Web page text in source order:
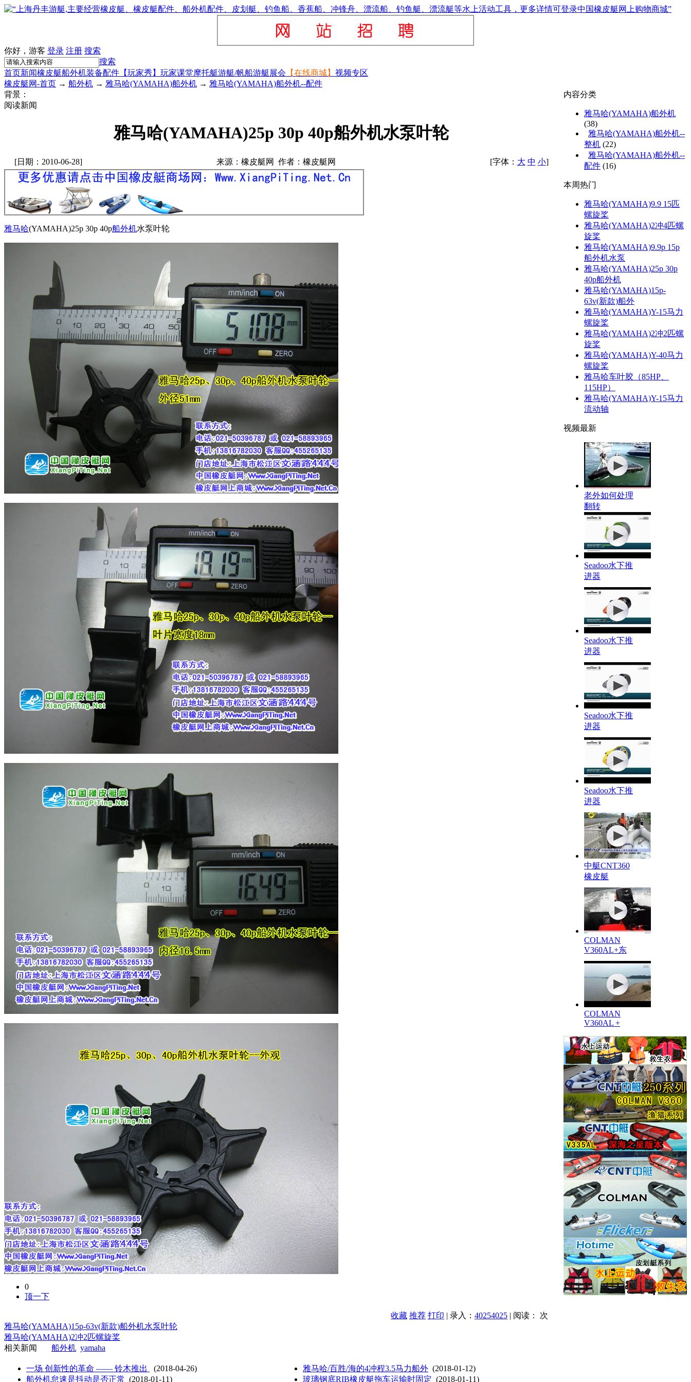
你好，游客 登录 注册 搜索
搜索
首页新闻橡皮艇船外机装备配件 【玩家秀】 玩家课堂摩托艇游艇/帆船游艇展会 【在线商城】 视频专区
橡皮艇网-首页 → 船外机 → 雅马哈(YAMAHA)船外机 → 雅马哈(YAMAHA)船外机--配件
背景：
阅读新闻
雅马哈(YAMAHA)25p 30p 40p船外机水泵叶轮
[日期：2010-06-28] 来源：橡皮艇网 作者：橡皮艇网 [字体： 大 中 小]
雅马哈(YAMAHA)25p 30p 40p船外机水泵叶轮
0
顶一下
收藏 推荐 打印 | 录入： 40254025 | 阅读：
次
雅马哈(YAMAHA)15p-63v(新款)船外机水泵叶轮
雅马哈(YAMAHA)2冲2匹螺旋桨
相关新闻
船外机 yamaha
一场 创新性的革命 —— 铃木推出
(2018-04-26)
船外机怠速是抖动是否正常 (2018-01-11)
雅马哈/百胜/海的4冲程3.5马力船外 (2018-01-12)
玻璃钢底RIB橡皮艇拖车运输时固定 (2018-01-11)
内容分类
雅马哈(YAMAHA)船外机
(38)
雅马哈(YAMAHA)船外机--
整机 (22)
雅马哈(YAMAHA)船外机--
配件 (16)
本周热门
雅马哈(YAMAHA)9.9 15匹
螺旋桨
雅马哈(YAMAHA)2冲4匹螺
旋桨
雅马哈(YAMAHA)9.9p 15p
船外机水泵
雅马哈(YAMAHA)25p 30p
40p船外机
雅马哈(YAMAHA)15p-
63v(新款)船外
雅马哈(YAMAHA)Y-15马力
螺旋桨
雅马哈(YAMAHA)2冲2匹螺
旋桨
雅马哈(YAMAHA)Y-40马力
螺旋桨
雅马哈车叶胶（85HP、
115HP）
雅马哈(YAMAHA)Y-15马力
流动轴
视频最新
老外如何处理
翻转
Seadoo水下推
进器
Seadoo水下推
进器
Seadoo水下推
进器
Seadoo水下推
进器
中艇CNT360
橡皮艇
COLMAN
V360AL+东
COLMAN
V360AL +